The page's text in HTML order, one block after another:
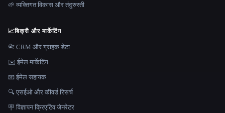
🌱 व्यक्तिगत विकास और तंदुरुस्ती
📈बिक्री और मार्केटिंग
📇 CRM और ग्राहक डेटा
✉️ ईमेल मार्केटिंग
📧 ईमेल सहायक
🔍 एसईओ और कीवर्ड रिसर्च
🪧 विज्ञापन क्रिएटिव जेनरेटर